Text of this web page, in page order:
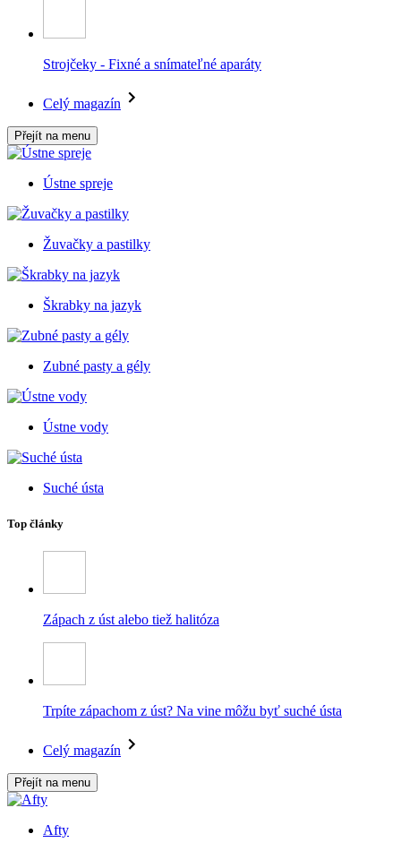
Strojčeky - Fixné a snímateľné aparáty
Celý magazín
Přejít na menu
Ústne spreje
Žuvačky a pastilky
Škrabky na jazyk
Zubné pasty a gély
Ústne vody
Suché ústa
Top články
Zápach z úst alebo tiež halitóza
Trpíte zápachom z úst? Na vine môžu byť suché ústa
Celý magazín
Přejít na menu
Afty